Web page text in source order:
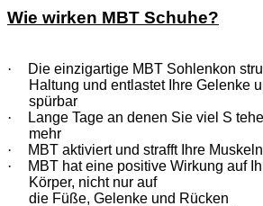
Wie wirken MBT Schuhe?
·
Die einzigartige MBT Sohlenkon
Haltung und entlastet Ihre Gelenke
spürbar
·
Lange Tage an denen Sie viel S
mehr
·
MBT aktiviert und strafft Ihre Muskeln
·
MBT hat eine positive Wirkung auf
Körper, nicht nur auf
die Füße, Gelenke und Rücken